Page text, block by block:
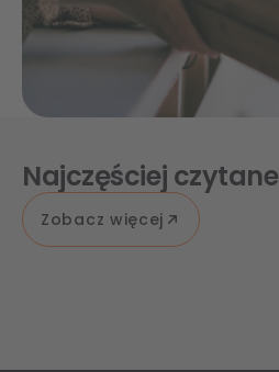
Najczęściej czytane
Zobacz więcej